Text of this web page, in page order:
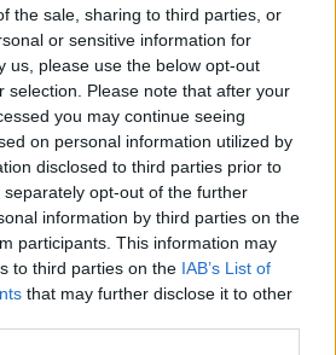
the sale, sharing to third parties, or
or sensitive information for
us, please use the below opt-out
selection. Please note that after your
you may continue seeing
on personal information utilized by
disclosed to third parties prior to
opt-out of the further
information by third parties on the
participants. This information may
to third parties on the IAB’s List of
that may further disclose it to other
μείνεις λίγο
συνέχεια
μια απλή
σου δίνει